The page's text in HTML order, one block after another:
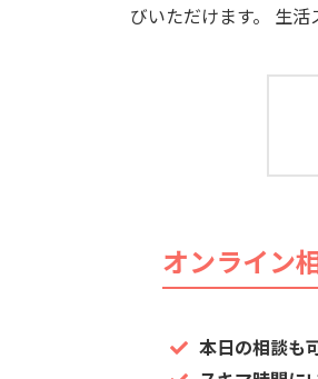
びいただけます。 生
オンライン
本日の相談も